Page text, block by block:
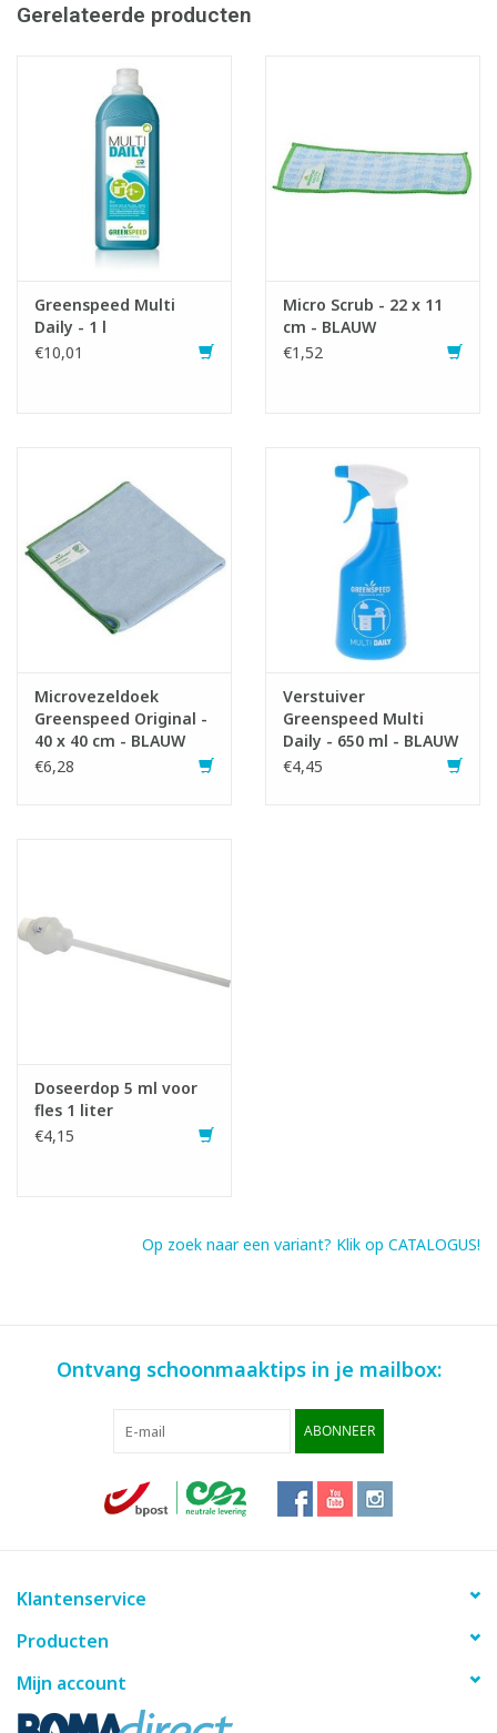
2x340431 Microvezeldoek Greenspeed Re-belle - 40 x 40 cm -
6x131486 Gumclean wonderspons - 11 x 6 x 3 cm
1x285044B Verstuiver Greenspeed Multi Daily - 650 ml - BLAUW
- zonder spraykop
1x751011 Spraykop verstuiver - 650 ml - BLAUW
1x344391 Micro Scrub - 22 x 11 cm - BLAUW
1x283223 Greenspeed Multi Daily - 1 l
1x291920 Doseerdop 5 ml voor fles 1 liter
Gerelateerde producten
Greenspeed Multi
Daily - 1 l
€10,01
Micro Scrub - 22 x 11
cm - BLAUW
€1,52
Microvezeldoek
Greenspeed Original -
40 x 40 cm - BLAUW
€6,28
Verstuiver
Greenspeed Multi
Daily - 650 ml - BLAUW
€4,45
Doseerdop 5 ml voor
fles 1 liter
€4,15
Op zoek naar een variant? Klik op CATALOGUS!
Ontvang schoonmaaktips in je mailbox:
ABONNEER
Klantenservice
Producten
Mijn account